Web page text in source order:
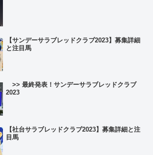
【サンデーサラブレッドクラブ2023】募集詳細
と注目馬
>> 最終発表！サンデーサラブレッドクラブ
2023
【社台サラブレッドクラブ2023】募集詳細と注
目馬